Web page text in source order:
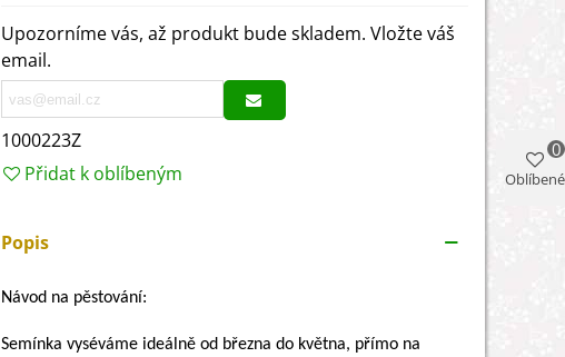
Upozorníme vás, až produkt bude skladem. Vložte váš
email.
1000223Z
Přidat k oblíbeným
Popis
Návod na pěstování:
Semínka vyséváme ideálně od března do května, přímo na
Oblíbené
0